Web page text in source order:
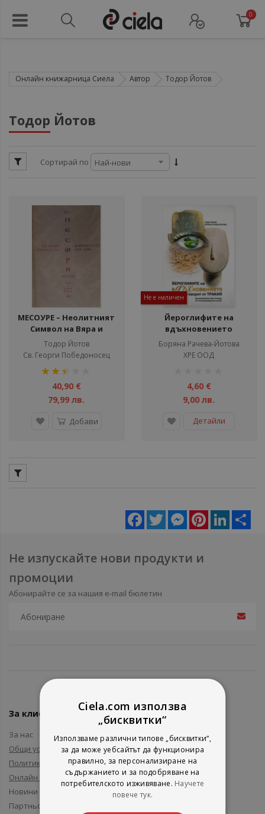
0
Онлайн книжарница Сиела Автор Тодор Йотов
Тодор Йотов
Сортирай по
МЕСОУРЕ – Неолитният
Символ на Вяра и
Новозаветният Архе-
Език
Тодор Йотов
Св. Георги Победоносец
рейтинг:
50%40,90 €
79,99 лв.
Добави
Не е наличен
Йероглифите на
вдъхновението
говорят от Тракия
Боряна Рачева-Йотова
ХРЕ ООД
4,60 €
9,00 лв.
Детайли
Facebook
Twitter MessengerPinterestLinkedIn
Не изпускайте нови продукти и
промоции
Абонирайте се за нашия e-mail бюлетин
За клиенти
За нас
Общи условия
Политика за поверителност
Онлайн решаване на спорове
Новини и събития
Партньори и приятели
Ciela.com използва
„бисквитки“
Използваме различни типове „бисквитки“,
за да може уебсайтът да функционира
правилно, за персонализиране на
съдържанието и за подобряване на
потребителското изживяване. Научете
повече тук.